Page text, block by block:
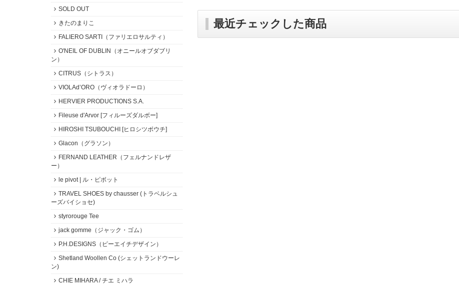
最近チェックした商品
SOLD OUT
きたのまりこ
FALIERO SARTI（ファリエロサルティ）
O'NEIL OF DUBLIN（オニールオブダブリ
ン）
CITRUS（シトラス）
VIOLAd’ORO（ヴィオラドーロ）
HERVIER PRODUCTIONS S.A.
Fileuse d'Arvor [フィルーズダルボー]
HIROSHI TSUBOUCHI [ヒロシツボウチ]
Glacon（グラソン）
FERNAND LEATHER（フェルナンドレザ
ー）
le pivot | ル・ピボット
TRAVEL SHOES by chausser (トラベルシュ
ーズバイショセ)
styrorouge Tee
jack gomme（ジャック・ゴム）
P.H.DESIGNS（ピーエイチデザイン）
Shetland Woollen Co (シェットランドウーレ
ン)
CHIE MIHARA / チエ ミハラ